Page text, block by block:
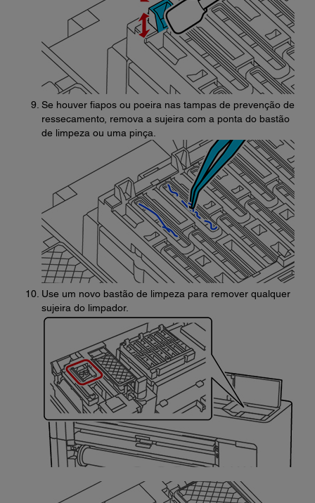
Se houver fiapos ou poeira nas tampas de prevenção de
ressecamento, remova a sujeira com a ponta do bastão
de limpeza ou uma pinça.
Use um novo bastão de limpeza para remover qualquer
sujeira do limpador.